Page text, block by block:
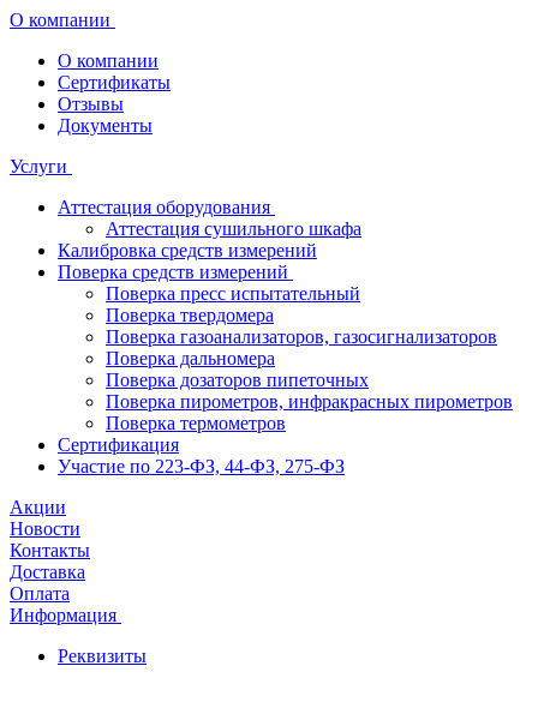
О компании
О компании
Сертификаты
Отзывы
Документы
Услуги
Аттестация оборудования
Аттестация сушильного шкафа
Калибровка средств измерений
Поверка средств измерений
Поверка пресс испытательный
Поверка твердомера
Поверка газоанализаторов, газосигнализаторов
Поверка дальномера
Поверка дозаторов пипеточных
Поверка пирометров, инфракрасных пирометров
Поверка термометров
Сертификация
Участие по 223-ФЗ, 44-ФЗ, 275-ФЗ
Акции
Новости
Контакты
Доставка
Оплата
Информация
Реквизиты